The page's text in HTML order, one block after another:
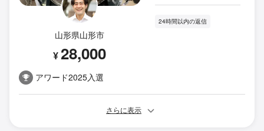
山形県山形市
¥28,000
アワード2025入選
24時間以内の返信
さらに表示